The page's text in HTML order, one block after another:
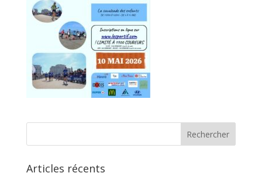
Articles récents